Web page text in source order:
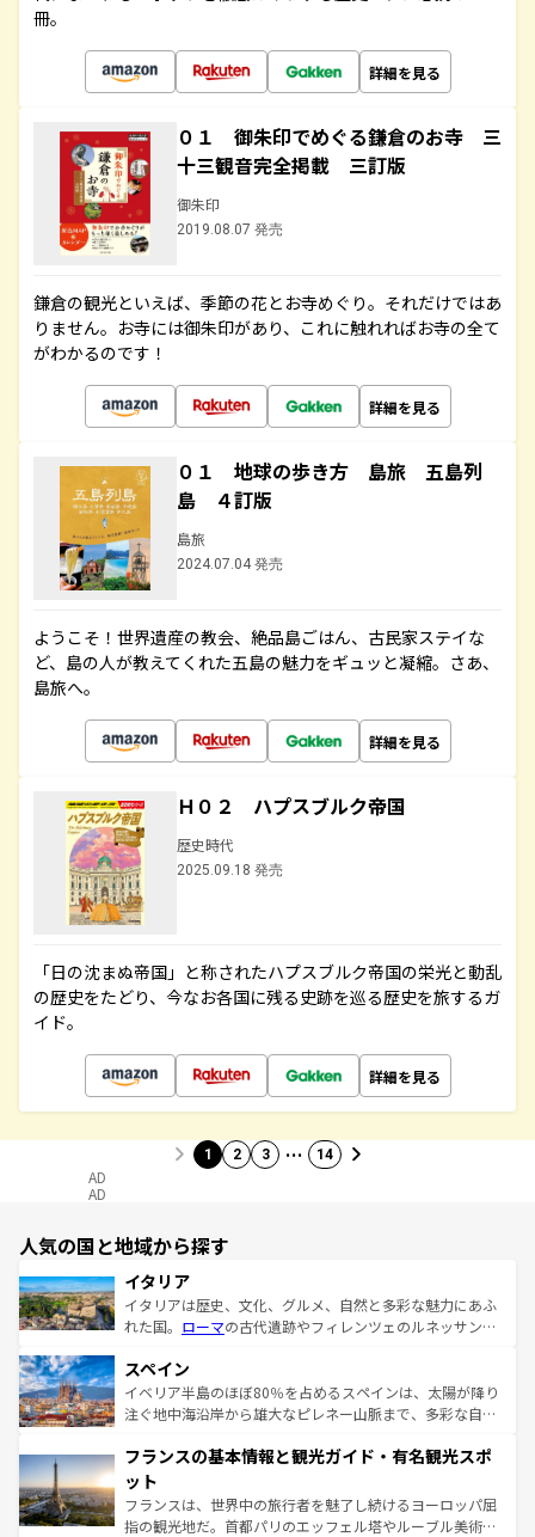
冊。
詳細を見る
０１ 御朱印でめぐる鎌倉のお寺 三
十三観音完全掲載 三訂版
御朱印
2019.08.07 発売
鎌倉の観光といえば、季節の花とお寺めぐり。それだけではあ
りません。お寺には御朱印があり、これに触れればお寺の全て
がわかるのです！
詳細を見る
０１ 地球の歩き方 島旅 五島列
島 ４訂版
島旅
2024.07.04 発売
ようこそ！世界遺産の教会、絶品島ごはん、古民家ステイな
ど、島の人が教えてくれた五島の魅力をギュッと凝縮。さあ、
島旅へ。
詳細を見る
Ｈ０２ ハプスブルク帝国
歴史時代
2025.09.18 発売
「日の沈まぬ帝国」と称されたハプスブルク帝国の栄光と動乱
の歴史をたどり、今なお各国に残る史跡を巡る歴史を旅するガ
イド。
詳細を見る
1 2 3 … 14
AD
AD
人気の国と地域から探す
イタリア
イタリアは歴史、文化、グルメ、自然と多彩な魅力にあふ
れた国。 ローマの古代遺跡やフィレンツェのルネッサンス
ろん、トスカーナの美しい田園風景やアマルフィ海岸の絶
景など、自然景観も見逃せない。観光の合間には、本場の
ピザやパスタなど、絶品のイタリア料理を堪能することも
ませてくれるイタリアで、忘れられない旅をしてみよう！
なお、新着のイタリア情報は
しい。
スペイン
イベリア半島のほぼ80％を占めるスペインは、太陽が降り
注ぐ地中海沿岸から雄大なピレネー山脈まで、多彩な自然
文化が根付くこの国では、情熱的なフラメンコ、熱気あふ
れる闘牛、そして美味しいタパスが生活の一部となってい
る。首都マドリードの洗練された雰囲気や、バルセロナの
アートに溢れた街角から、地方では古代ローマ遺跡や中世
フランスの基本情報と観光ガイド・有名観光スポ
ット
フランスは、世界中の旅行者を魅了し続けるヨーロッパ屈
指の観光地だ。首都パリのエッフェル塔やルーブル美術館